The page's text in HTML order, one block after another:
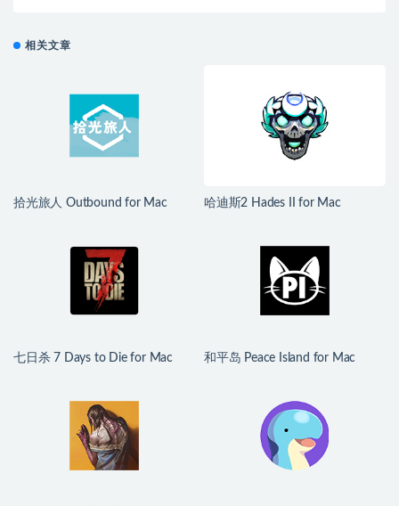
相关文章
拾光旅人 Outbound for Mac
哈迪斯2 Hades II for Mac
七日杀 7 Days to Die for Mac
和平岛 Peace Island for Mac